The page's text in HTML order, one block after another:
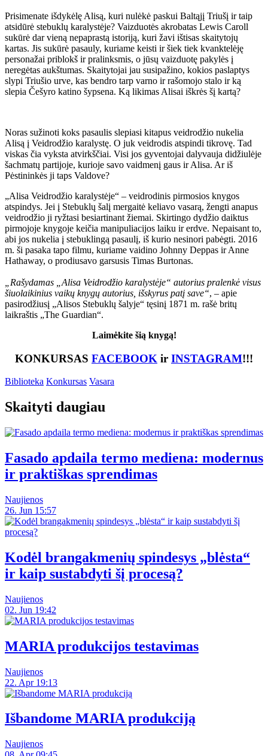
Prisimenate išdykėlę Alisą, kuri nulėkė paskui Baltąjį Triušį ir taip
atsidūrė stebuklų karalystėje? Vaizduotės akrobatas Lewis Caroll
sukūrė dar vieną nepaprastą istoriją, kuri žavi ištisas skaitytojų
kartas. Jis sukūrė pasauly, kuriame keisti ir šiek tiek kvanktelėję
personažai priblokš ir pralinksmis, o jūsų vaizduotę pakylės į
neregėtas aukštumas. Skaitytojai jau susipažino, kokios paslaptys
slypi Triušio urve, kas bendro tarp varno ir rašomojo stalo ir ką
slepia Češyro katino šypsena. Ką likimas Alisai iškrės šį kartą?
Noras sužinoti koks pasaulis slepiasi kitapus veidrodžio nukelia
Alisą į Veidrodžio karalystę. O juk veidrodis atspindi tikrovę. Tad
viskas čia vyksta atvirkščiai. Visi jos gyventojai dalyvauja didžiulėje
šachmatų partijoje, kurioje savo vaidmenį gaus ir Alisa. Ar iš
Pėstininkės ji taps Valdove?
„Alisa Veidrodžio karalystėje“ – veidrodinis pirmosios knygos
atspindys. Jei į Stebuklų šalį mergaitė keliavo vasarą, žengti anapus
veidrodžio ji ryžtasi besiartinant žiemai. Skirtingo dydžio daiktus
pirmojoje knygoje keičia manipuliacijos laiku ir erdve. Nepaisant to,
abi jos nukelia į stebuklingą pasaulį, iš kurio nesinori pabėgti. 2016
m. ši pasaka tapo filmu, kuriame vaidino Johnny Deppas ir Anne
Hathaway, o prodiusavo garsusis Timas Burtonas.
„Rašydamas „Alisa Veidrodžio karalystėje“ autorius pralenkė visus
šiuolaikinius vaikų knygų autorius, išskyrus patį save“, – apie
pasirodžiusį „Alisos Stebuklų šalyje“ tęsinį 1871 m. rašė britų
laikraštis „The Guardian“.
Laimėkite šią knygą!
KONKURSAS FACEBOOK ir INSTAGRAM!!!
Biblioteka Konkursas Vasara
Skaityti daugiau
Fasado apdaila termo mediena: modernus
ir praktiškas sprendimas
Naujienos
26. Jun 15:57
Kodėl brangakmenių spindesys „blėsta“
ir kaip sustabdyti šį procesą?
Naujienos
02. Jun 19:42
MARIA produkcijos testavimas
Naujienos
22. Apr 19:13
Išbandome MARIA produkciją
Naujienos